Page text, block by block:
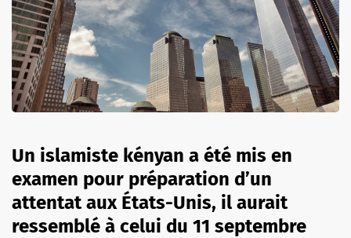
Un islamiste kényan a été mis en
examen pour préparation d’un
attentat aux États-Unis, il aurait
ressemblé à celui du 11 septembre